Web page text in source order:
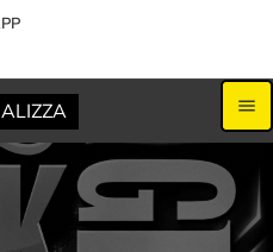
menu